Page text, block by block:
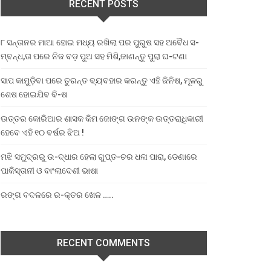
RECENT POSTS
୮ ସନ୍ତାନର ମାଆ ହୋଇ ମଧ୍ୟ ରଖିଲା ପର ପୁରୁଷ ସହ ଅବୈଧ ସ-
ମ୍ବନ୍ଧ,ତା ପରେ ନିଜ ବଡ଼ ପୁଅ ସହ ମିଶି,ଜାଣନ୍ତୁ ପୁରା ଘ-ଟଣା
ସାପ କାମୁଡ଼ିବା ପରେ ତୁରନ୍ତ ବ୍ୟବହାର କରନ୍ତୁ ଏହି ଜିନିଷ, ମୂଳରୁ
ଶେଷ ହୋଇଯିବ ବି-ଷ
ଉତ୍ତର କୋରିଆର ଶାସକ କିମ ଜୋଙ୍ଗ ଉନଙ୍କ ଉତ୍ତରାଧିକାରୀ
ହେବେ ଏହି ୧୦ ବର୍ଷର ଝିଅ !
ମଝି ସମୁଦ୍ରରୁ ଉ-ଦ୍ଧାର ହେଲା ଗୁପ୍ତ-ଚର ଧଳା ପାରା, ଡେଣାରେ
ପାକିସ୍ତାନୀ ଓ ବାଂଲାଦେଶୀ ଭାଷା
ରଙ୍ଗ ବଦଳରେ ର-କ୍ତର ଖେଳ …..
RECENT COMMENTS